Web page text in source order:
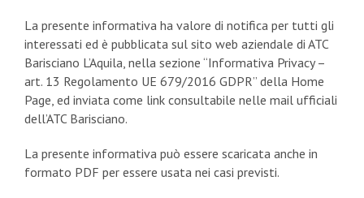
La presente informativa ha valore di notifica per tutti gli
interessati ed è pubblicata sul sito web aziendale di ATC
Barisciano L’Aquila, nella sezione “Informativa Privacy –
art. 13 Regolamento UE 679/2016 GDPR” della Home
Page, ed inviata come link consultabile nelle mail ufficiali
dell’ATC Barisciano.
La presente informativa può essere scaricata anche in
formato PDF per essere usata nei casi previsti.